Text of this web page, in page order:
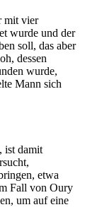
mit vier
wurde und der
soll, das aber
dessen
wurde,
Mann sich
ist damit
etwa
Fall von Oury
um auf eine